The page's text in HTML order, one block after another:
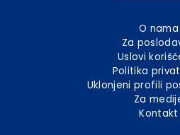
O nama
Za
Uslovi
Politika
Uklonjeni profili
Za
Kontakt